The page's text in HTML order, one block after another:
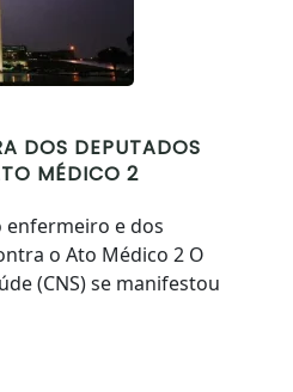
DOS DEPUTADOS
MÉDICO 2
enfermeiro e dos
o Ato Médico 2 O
(CNS) se manifestou